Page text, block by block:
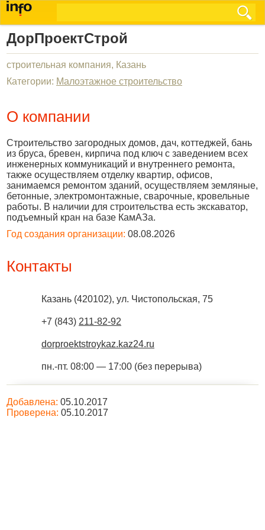
ДорПроектСтрой
строительная компания, Казань
Категории: Малоэтажное строительство
О компании
Строительство загородных домов, дач, коттеджей, бань
из бруса, бревен, кирпича под ключ с заведением всех
инженерных коммуникаций и внутреннего ремонта,
также осуществляем отделку квартир, офисов,
занимаемся ремонтом зданий, осуществляем земляные,
бетонные, электромонтажные, сварочные, кровельные
работы. В наличии для строительства есть экскаватор,
подъемный кран на базе КамАЗа.
Год создания организации: 08.08.2026
Контакты
Казань (420102), ул. Чистопольская, 75
+7 (843) 211-82-92
dorproektstroykaz.kaz24.ru
пн.-пт. 08:00 — 17:00 (без перерыва)
Добавлена: 05.10.2017
Проверена: 05.10.2017